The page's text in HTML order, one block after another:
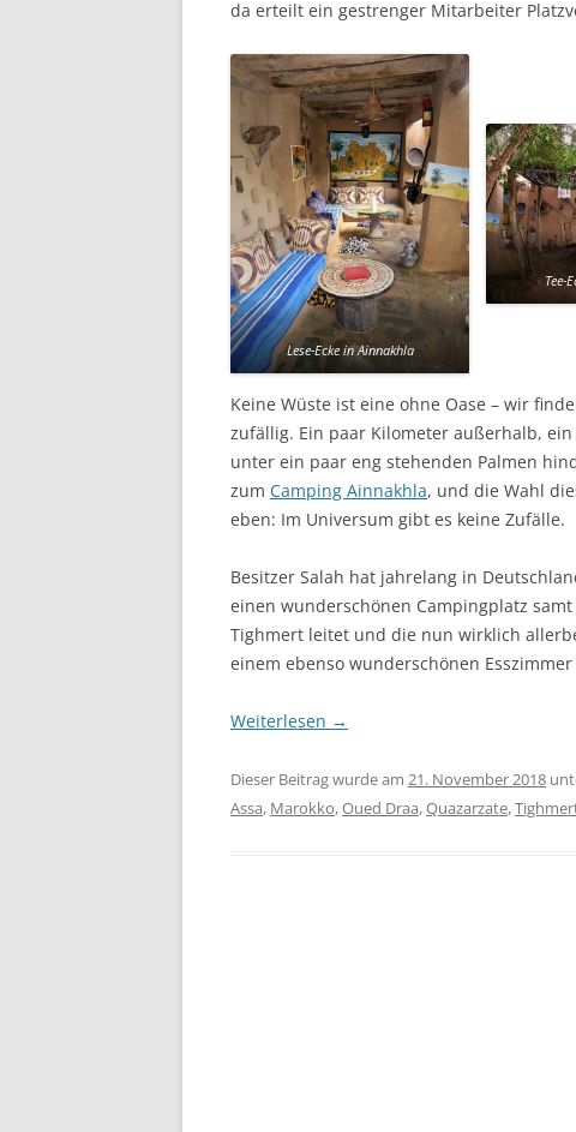
da erteilt ein gestrenger Mitarbeiter
Lese-Ecke in Ainnakhla
Tee-
Keine Wüste ist eine ohne Oase – wir
zufällig. Ein paar Kilometer außerhalb,
unter ein paar eng stehenden Palmen
zum Camping Ainnakhla, und die Wahl
eben: Im Universum gibt es keine Zufälle.
Besitzer Salah hat jahrelang in
einen wunderschönen Campingplatz
Tighmert leitet und die nun wirklich
einem ebenso wunderschönen
Weiterlesen →
Dieser Beitrag wurde am 21. November 2018
Assa, Marokko,Oued Draa,Quazarzate,